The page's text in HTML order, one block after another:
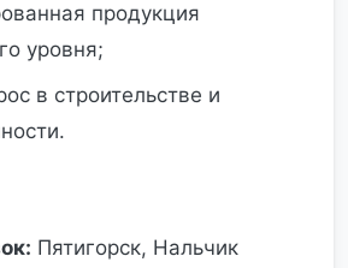
продукция
уровня;
в строительстве и
Пятигорск, Нальчик